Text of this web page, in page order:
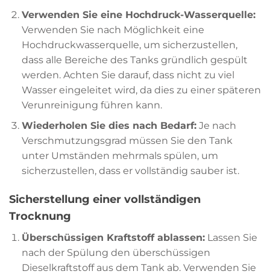
Verwenden Sie eine Hochdruck-Wasserquelle:
Verwenden Sie nach Möglichkeit eine
Hochdruckwasserquelle, um sicherzustellen,
dass alle Bereiche des Tanks gründlich gespült
werden. Achten Sie darauf, dass nicht zu viel
Wasser eingeleitet wird, da dies zu einer späteren
Verunreinigung führen kann.
Wiederholen Sie dies nach Bedarf:Je nach
Verschmutzungsgrad müssen Sie den Tank
unter Umständen mehrmals spülen, um
sicherzustellen, dass er vollständig sauber ist.
Sicherstellung einer vollständigen
Trocknung
Überschüssigen Kraftstoff ablassen:Lassen Sie
nach der Spülung den überschüssigen
Dieselkraftstoff aus dem Tank ab. Verwenden Sie